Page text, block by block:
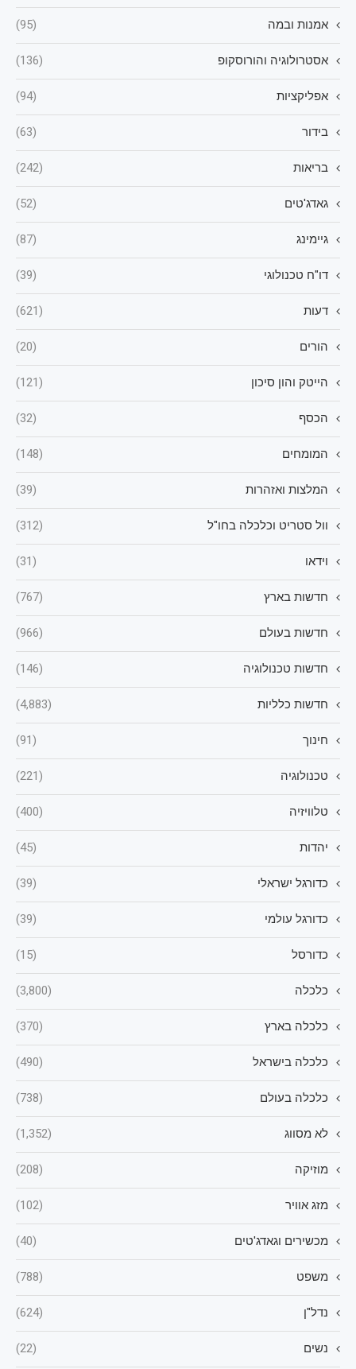
אמנות ובמה (95)
אסטרולוגיה והורוסקופ (136)
אפליקציות (94)
בידור (63)
בריאות (242)
גאדג'טים (52)
גיימינג (87)
דו"ח טכנולוגי (39)
דעות (621)
הורים (20)
הייטק והון סיכון (121)
הכסף (32)
המומחים (148)
המלצות ואזהרות (39)
וול סטריט וכלכלה בחו"ל (312)
וידאו (31)
חדשות בארץ (767)
חדשות בעולם (966)
חדשות טכנולוגיה (146)
חדשות כלליות (4,883)
חינוך (91)
טכנולוגיה (221)
טלוויזיה (400)
יהדות (45)
כדורגל ישראלי (39)
כדורגל עולמי (39)
כדורסל (15)
כלכלה (3,800)
כלכלה בארץ (370)
כלכלה בישראל (490)
כלכלה בעולם (738)
לא מסווג (1,352)
מוזיקה (208)
מזג אוויר (102)
מכשירים וגאדג'טים (40)
משפט (788)
נדל"ן (624)
נשים (22)